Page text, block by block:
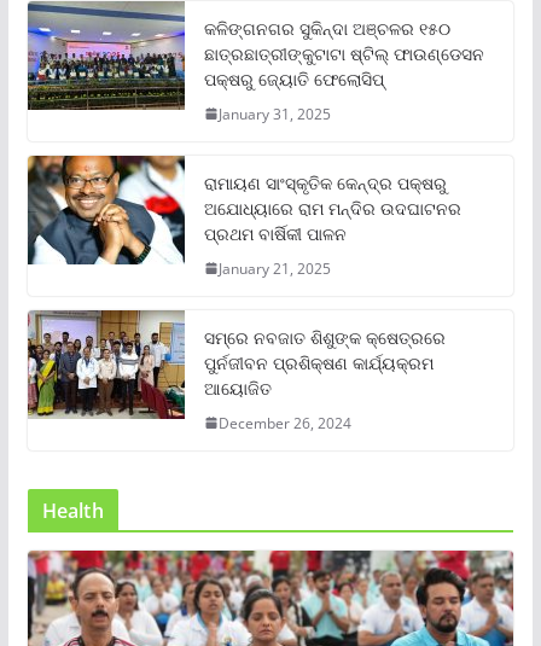
କଳିଙ୍ଗନଗର ସୁକିନ୍ଦା ଅଞ୍ଚଳର ୧୫୦
ଛାତ୍ରଛାତ୍ରୀଙ୍କୁଟାଟା ଷ୍ଟିଲ୍ ଫାଉଣ୍ଡେସନ
ପକ୍ଷରୁ ଜ୍ୟୋତି ଫେଲୋସିପ୍‌
January 31, 2025
ରାମାୟଣ ସାଂସ୍କୃତିକ କେନ୍ଦ୍ର ପକ୍ଷରୁ
ଅଯୋଧ୍ୟାରେ ରାମ ମନ୍ଦିର ଉଦଘାଟନର
ପ୍ରଥମ ବାର୍ଷିକୀ ପାଳନ
January 21, 2025
ସମ୍‌ରେ ନବଜାତ ଶିଶୁଙ୍କ କ୍ଷେତ୍ରରେ
ପୁର୍ନଜୀବନ ପ୍ରଶିକ୍ଷଣ କାର୍ଯ୍ୟକ୍ରମ
ଆୟୋଜିତ
December 26, 2024
Health